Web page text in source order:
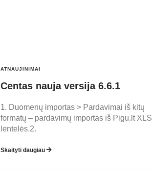
ATNAUJINIMAI
Centas nauja versija 6.6.1
1. Duomenų importas > Pardavimai iš kitų
formatų – pardavimų importas iš Pigu.lt XLS
lentelės.2.
Skaityti daugiau